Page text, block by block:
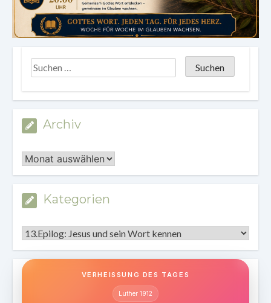
Archiv
Archiv
Kategorien
Kategorien
VERHEISSUNG DES TAGES
Luther 1912